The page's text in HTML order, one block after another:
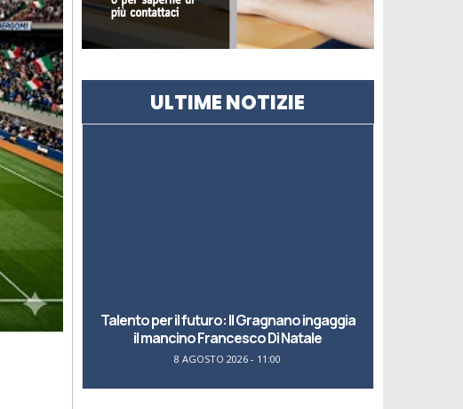
ULTIME NOTIZIE
Talento per il futuro: Il Gragnano ingaggia
il mancino Francesco Di Natale
8 AGOSTO 2026 - 11:00